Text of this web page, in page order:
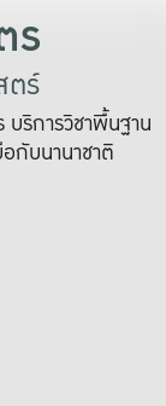
ร
ตร์
ริการวิชาพื้นฐาน
กับนานาชาติ